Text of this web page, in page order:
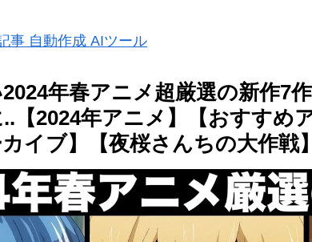
事 自動作成 AIツール
年春アニメ超厳選の新作7
【2024年アニメ】【おすすめ
カイブ】【夜桜さんちの大作戦】